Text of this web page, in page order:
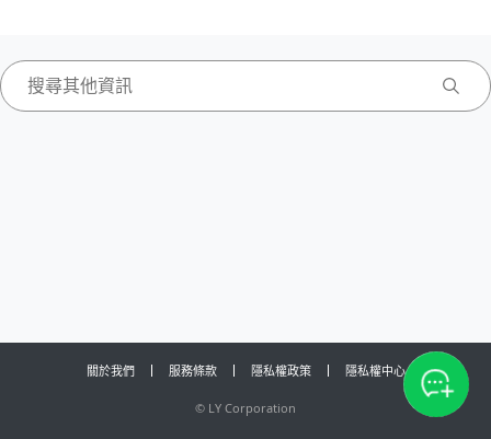
關於我們 服務條款 隱私權政策 隱私權中心
© LY Corporation